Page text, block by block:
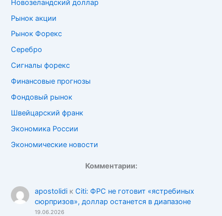
Новозеландский доллар
Рынок акции
Рынок Форекс
Серебро
Сигналы форекс
Финансовые прогнозы
Фондовый рынок
Швейцарский франк
Экономика России
Экономические новости
Комментарии:
apostolidiк Citi: ФРС не готовит «ястребиных
сюрпризов», доллар останется в диапазоне
19.06.2026